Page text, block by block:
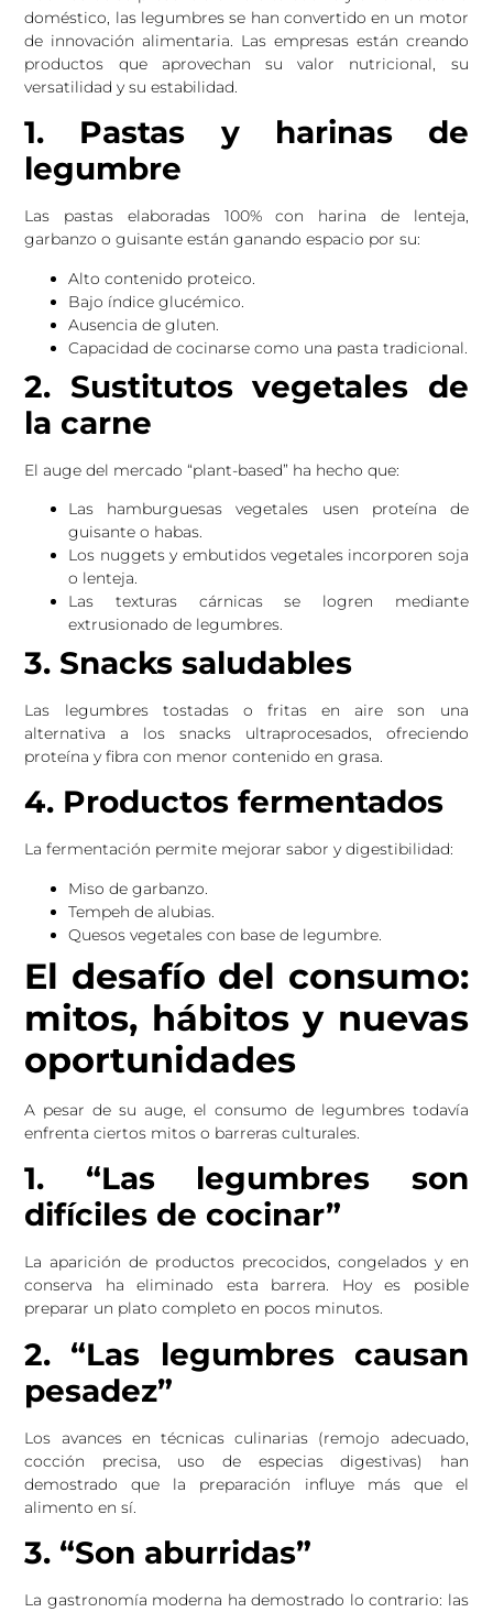
doméstico, las legumbres se han convertido en un motor
de innovación alimentaria. Las empresas están creando
productos que aprovechan su valor nutricional, su
versatilidad y su estabilidad.
1. Pastas y harinas de
legumbre
Las pastas elaboradas 100% con harina de lenteja,
garbanzo o guisante están ganando espacio por su:
Alto contenido proteico.
Bajo índice glucémico.
Ausencia de gluten.
Capacidad de cocinarse como una pasta tradicional.
2. Sustitutos vegetales de
la carne
El auge del mercado “plant-based” ha hecho que:
Las hamburguesas vegetales usen proteína de
guisante o habas.
Los nuggets y embutidos vegetales incorporen soja
o lenteja.
Las texturas cárnicas se logren mediante
extrusionado de legumbres.
3. Snacks saludables
Las legumbres tostadas o fritas en aire son una
alternativa a los snacks ultraprocesados, ofreciendo
proteína y fibra con menor contenido en grasa.
4. Productos fermentados
La fermentación permite mejorar sabor y digestibilidad:
Miso de garbanzo.
Tempeh de alubias.
Quesos vegetales con base de legumbre.
El desafío del consumo:
mitos, hábitos y nuevas
oportunidades
A pesar de su auge, el consumo de legumbres todavía
enfrenta ciertos mitos o barreras culturales.
1. “Las legumbres son
difíciles de cocinar”
La aparición de productos precocidos, congelados y en
conserva ha eliminado esta barrera. Hoy es posible
preparar un plato completo en pocos minutos.
2. “Las legumbres causan
pesadez”
Los avances en técnicas culinarias (remojo adecuado,
cocción precisa, uso de especias digestivas) han
demostrado que la preparación influye más que el
alimento en sí.
3. “Son aburridas”
La gastronomía moderna ha demostrado lo contrario: las